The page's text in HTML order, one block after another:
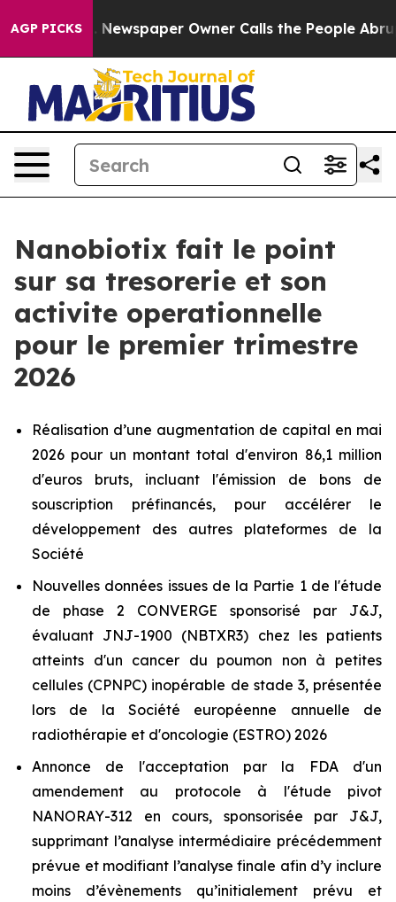
AGP PICKS
Newspaper Owner Calls the People Abruptly Laid
Nanobiotix fait le point
sur sa tresorerie et son
activite operationnelle
pour le premier trimestre
2026
Réalisation d’une augmentation de capital en mai
2026 pour un montant total d'environ 86,1 million
d'euros bruts, incluant l'émission de bons de
souscription préfinancés, pour accélérer le
développement des autres plateformes de la
Société
Nouvelles données issues de la Partie 1 de l'étude
de phase 2 CONVERGE sponsorisé par J&J,
évaluant JNJ-1900 (NBTXR3) chez les patients
atteints d'un cancer du poumon non à petites
cellules (CPNPC) inopérable de stade 3, présentée
lors de la Société européenne annuelle de
radiothérapie et d'oncologie (ESTRO) 2026
Annonce de l'acceptation par la FDA d'un
amendement au protocole à l'étude pivot
NANORAY-312 en cours, sponsorisée par J&J,
supprimant l’analyse intermédiaire précédemment
prévue et modifiant l’analyse finale afin d’y inclure
moins d’évènements qu’initialement prévu et